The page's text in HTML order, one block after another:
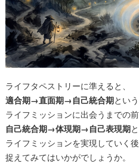
ライフタペストリーに準えると、
適合期→直面期→自己統合期という
ライフミッションに出会うまでの前
自己統合期→体現期→自己表現期
ライフミッションを実現していく
捉えてみてはいかがでしょうか。